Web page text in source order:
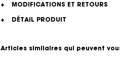
+
MODIFICATIONS ET RETOURS
+
DÉTAIL PRODUIT
Articles similaires qui peuvent